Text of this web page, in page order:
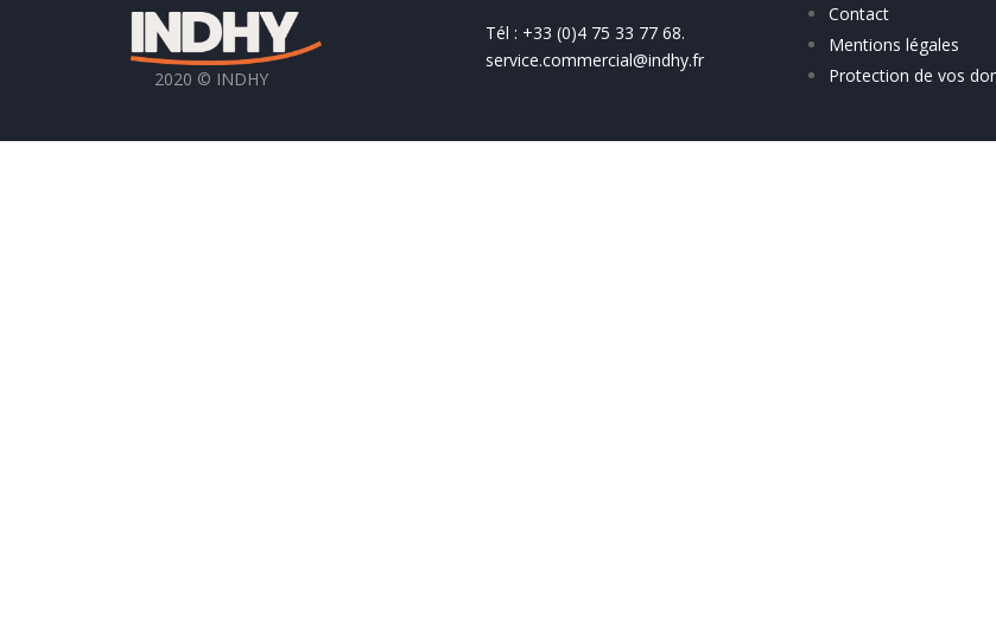
2020 © INDHY
Tél : +33 (0)4 75 33 77 68.
service.commercial@indhy.fr
Contact
Mentions légales
Protection de vos